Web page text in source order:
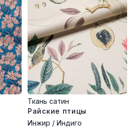
роскошным блеском и
подчёркивая индивидуальность
современных и классических
сочетание качества, эстетики и
Ткань сатин
Райские птицы
Инжир / Индиго